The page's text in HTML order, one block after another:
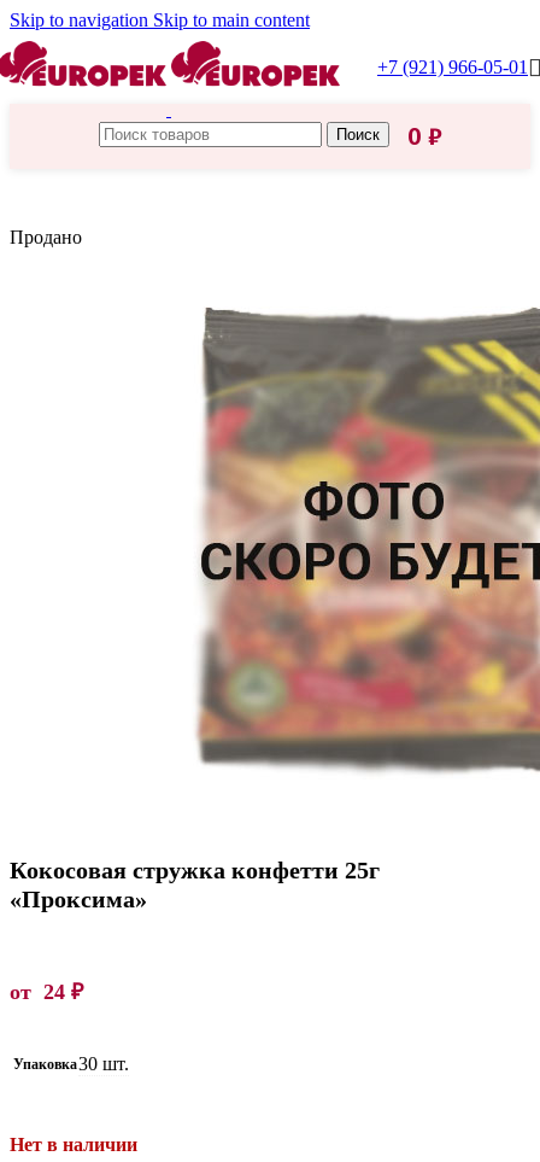
Skip to navigation Skip to main content
+7 (921) 966-05-01
Поиск 0 ₽
Продано
Кокосовая стружка конфетти 25г
«Проксима»
от 24 ₽
Упаковка30 шт.
Нет в наличии